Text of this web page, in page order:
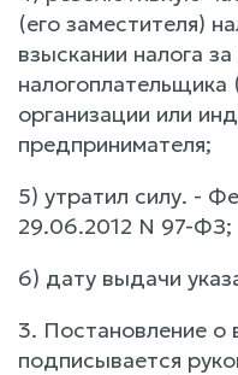
(его заместителя)
взыскании налога
налогоплательщика
организации или
предпринимателя;
5) утратил силу. -
29.06.2012 N 97-ФЗ;
6) дату выдачи
3. Постановление о
подписывается